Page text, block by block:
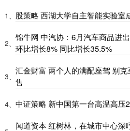
1、 股策略 西湖大学自主智能实验室
2、
锦牛网 中汽协：6月汽车商品进
环比增长8% 同比增长35.5%
3、
汇金财富 两个人的满配座驾 别
售
4、 中证策略 新中国第一台高温高压
闻道资本 红树林，在城市中心深